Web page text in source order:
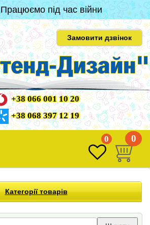
Працюємо під час війни
Замовити дзвінок
+38 066 001 10 20
+38 068 397 12 19
0 0
Категорії товарів